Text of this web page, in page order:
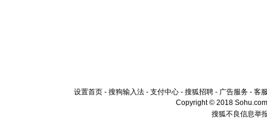
设置首页 - 搜狗输入法 - 支付中心 - 搜狐招聘 - 广告服务 - 客
Copyright © 2018
搜狐不良信息举